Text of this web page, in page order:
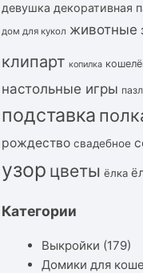
девушка декоративная
дом для кукол животные
клипарт копилка
настольные игры
подставка
рождество свадебное
узор цветы ёлка
Категории
Выкройки (179)
Домики для